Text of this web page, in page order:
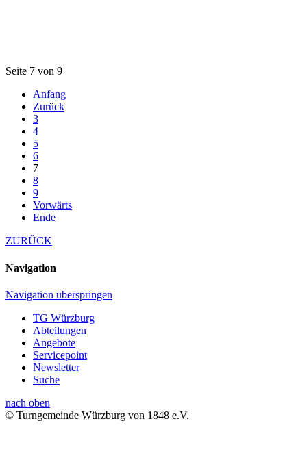
Seite 7 von 9
Anfang
Zurück
3
4
5
6
7
8
9
Vorwärts
Ende
ZURÜCK
Navigation
Navigation überspringen
TG Würzburg
Abteilungen
Angebote
Servicepoint
Newsletter
Suche
nach oben
© Turngemeinde Würzburg von 1848 e.V.